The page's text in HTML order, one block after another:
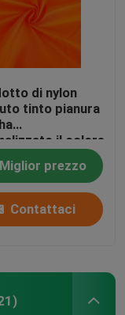
di nylon
tinto pianura
il colore
abiti sportivi
Miglior prezzo
Contattaci